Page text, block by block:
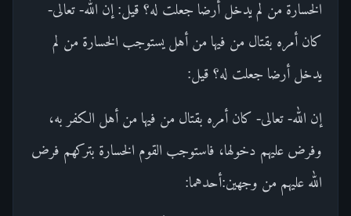
الخسارة من لم يدخل أرضا جعلت له؟ قيل: إن الله- تعالى-
كان أمره بقتال من فيها من أهل يستوجب الخسارة من لم
يدخل أرضا جعلت له؟ قيل:
إن الله- تعالى- كان أمره بقتال من فيها من أهل الكفر به،
وفرض عليهم دخولها، فاستوجب القوم الخسارة بتركهم فرض
الله عليهم من وجهين:أحدهما: